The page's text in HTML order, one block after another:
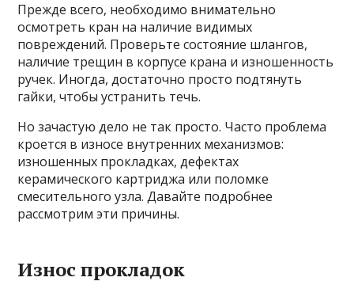
Прежде всего, необходимо внимательно
осмотреть кран на наличие видимых
повреждений. Проверьте состояние шлангов,
наличие трещин в корпусе крана и изношенность
ручек. Иногда, достаточно просто подтянуть
гайки, чтобы устранить течь.
Но зачастую дело не так просто. Часто проблема
кроется в износе внутренних механизмов:
изношенных прокладках, дефектах
керамического картриджа или поломке
смесительного узла. Давайте подробнее
рассмотрим эти причины.
Износ прокладок